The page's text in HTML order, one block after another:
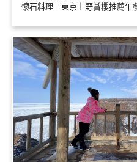
懷石料理｜東京上野賞櫻推薦午